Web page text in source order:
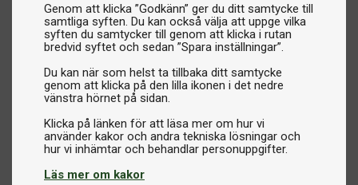
Genom att klicka ”Godkänn” ger du ditt samtycke till
samtliga syften. Du kan också välja att uppge vilka
syften du samtycker till genom att klicka i rutan
bredvid syftet och sedan ”Spara inställningar”.
Du kan när som helst ta tillbaka ditt samtycke
genom att klicka på den lilla ikonen i det nedre
vänstra hörnet på sidan.
Klicka på länken för att läsa mer om hur vi
använder kakor och andra tekniska lösningar och
Läs mer om kakor